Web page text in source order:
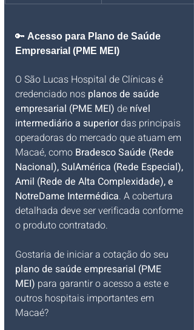
🔑 Acesso para Plano de Saúde
Empresarial (PME MEI)
O São Lucas Hospital de Clínicas é
credenciado nos planos de saúde
empresarial (PME MEI) de nível
intermediário a superior das principais
operadoras do mercado que atuam em
Macaé, como Bradesco Saúde (Rede
Nacional), SulAmérica (Rede Especial),
Amil (Rede de Alta Complexidade), e
NotreDame Intermédica. A cobertura
detalhada deve ser verificada conforme
o produto contratado.
Gostaria de iniciar a cotação do seu
plano de saúde empresarial (PME
MEI) para garantir o acesso a este e
outros hospitais importantes em
Macaé?